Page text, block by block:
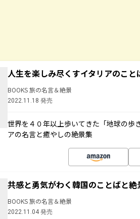
人生を楽しみ尽くすイタリアのこと
BOOKS 旅の名言＆絶景
2022.11.18 発売
世界を４０年以上歩いてきた「地球の歩
アの名言と癒やしの絶景集
共感と勇気がわく韓国のことばと絶
BOOKS 旅の名言＆絶景
2022.11.04 発売